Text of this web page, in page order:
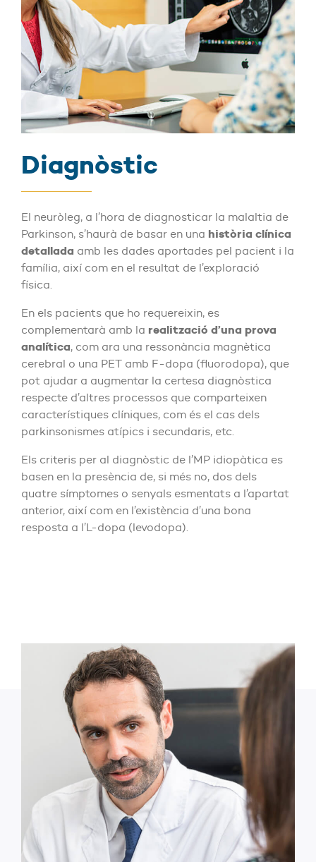
Diagnòstic
El neuròleg, a l’hora de diagnosticar la malaltia de
Parkinson, s’haurà de basar en una història clínica
detallada amb les dades aportades pel pacient i la
família, així com en el resultat de l’exploració
física.
En els pacients que ho requereixin, es
complementarà amb la realització d’una prova
analítica, com ara una ressonància magnètica
cerebral o una PET amb F-dopa (fluorodopa), que
pot ajudar a augmentar la certesa diagnòstica
respecte d’altres processos que comparteixen
característiques clíniques, com és el cas dels
parkinsonismes atípics i secundaris, etc.
Els criteris per al diagnòstic de l’MP idiopàtica es
basen en la presència de, si més no, dos dels
quatre símptomes o senyals esmentats a l’apartat
anterior, així com en l’existència d’una bona
resposta a l’L-dopa (levodopa).